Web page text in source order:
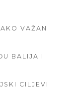
VAŽAN
BALIJA I
CILJEVI